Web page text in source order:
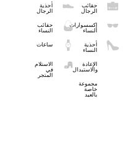
حقائب
الرجال
أحذية
الرجال
إكسسوارات
النساء
حقائب
النساء
أحذية
النساء
ساعات
الإعادة
والاستبدال
الاستلام
في
المتجر
مجموعة
خاصة
بالعيد